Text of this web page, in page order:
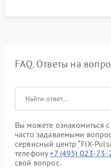
FAQ. Ответы на
Вы можете ознакомиться
часто задаваемыми
сервисный центр “FIX-
телефону+7 (495) 023-73-
свой вопрос.